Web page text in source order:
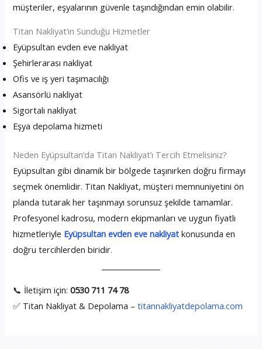
müşteriler, eşyalarının güvenle taşındığından emin olabilir.
Titan Nakliyat’ın Sunduğu Hizmetler
Eyüpsultan evden eve nakliyat
Şehirlerarası nakliyat
Ofis ve iş yeri taşımacılığı
Asansörlü nakliyat
Sigortalı nakliyat
Eşya depolama hizmeti
Neden Eyüpsultan’da Titan Nakliyat’ı Tercih Etmelisiniz?
Eyüpsultan gibi dinamik bir bölgede taşınırken doğru firmayı
seçmek önemlidir. Titan Nakliyat, müşteri memnuniyetini ön
planda tutarak her taşınmayı sorunsuz şekilde tamamlar.
Profesyonel kadrosu, modern ekipmanları ve uygun fiyatlı
hizmetleriyle Eyüpsultan evden eve nakliyat konusunda en
doğru tercihlerden biridir.
📞 İletişim için:0530 711 74 78
✅ Titan Nakliyat & Depolama –titannakliyatdepolama.com